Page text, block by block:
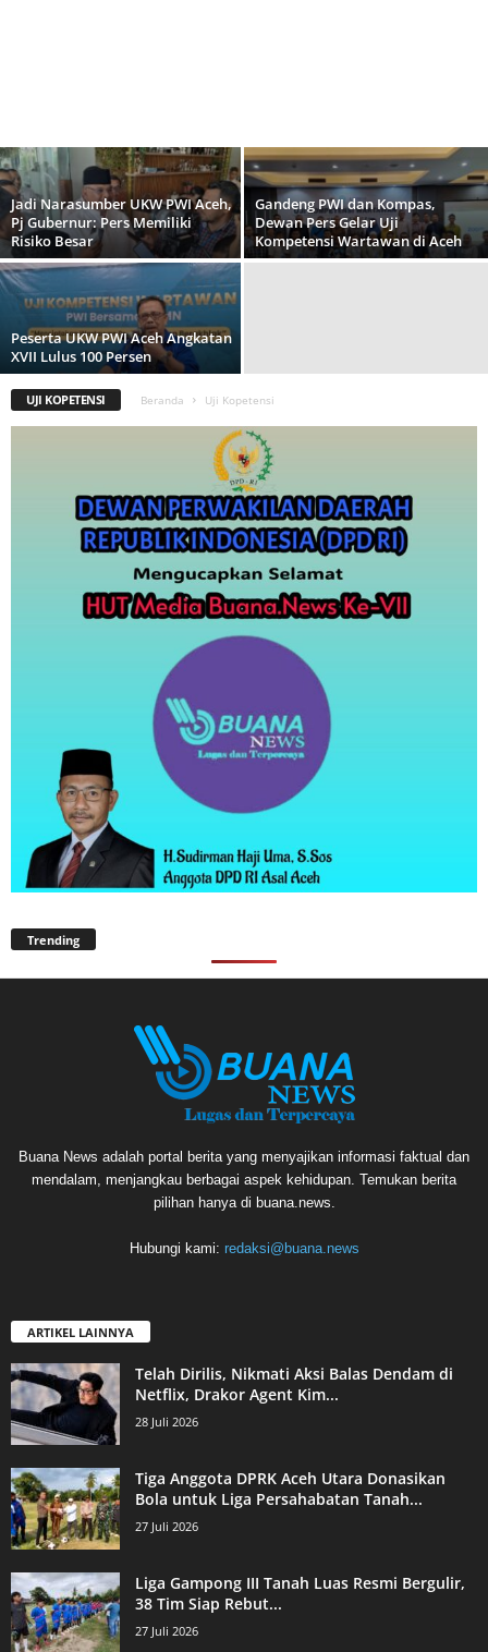
Jadi Narasumber UKW PWI Aceh,
Pj Gubernur: Pers Memiliki
Risiko Besar
Gandeng PWI dan Kompas,
Dewan Pers Gelar Uji
Kompetensi Wartawan di Aceh
Peserta UKW PWI Aceh Angkatan
XVII Lulus 100 Persen
UJI KOPETENSI Beranda Uji Kopetensi
Trending
Buana News adalah portal berita yang menyajikan informasi faktual dan
mendalam, menjangkau berbagai aspek kehidupan. Temukan berita
pilihan hanya di buana.news.
Hubungi kami: redaksi@buana.news
ARTIKEL LAINNYA
Telah Dirilis, Nikmati Aksi Balas Dendam di
Netflix, Drakor Agent Kim...
28 Juli 2026
Tiga Anggota DPRK Aceh Utara Donasikan
Bola untuk Liga Persahabatan Tanah...
27 Juli 2026
Liga Gampong III Tanah Luas Resmi Bergulir,
38 Tim Siap Rebut...
27 Juli 2026